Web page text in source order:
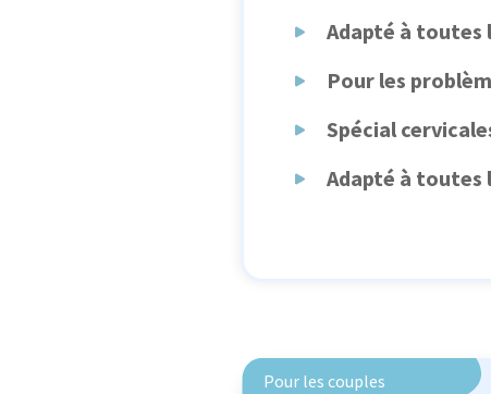
Adapté à toutes
Pour les
Spécial
Adapté à toutes
Pour les couples